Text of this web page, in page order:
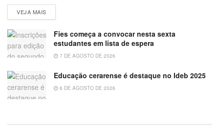
VEJA MAIS
Fies começa a convocar nesta sexta
estudantes em lista de espera
7 DE AGOSTO DE 2026
Educação cerarense é destaque no Ideb 2025
6 DE AGOSTO DE 2026